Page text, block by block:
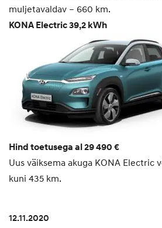
muljetavaldav – 660 km.
KONA Electric 39,2 kWh
Hind toetusega al 29 490 €
Uus väiksema akuga KONA Electric
kuni 435 km.
12.11.2020